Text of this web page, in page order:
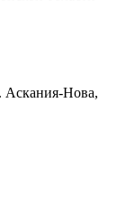
Аскания-Нова,